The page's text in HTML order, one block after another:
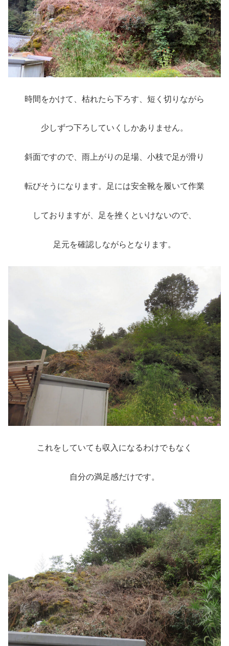
時間をかけて、枯れたら下ろす、短く切りながら
少しずつ下ろしていくしかありません。
斜面ですので、雨上がりの足場、小枝で足が滑り
転びそうになります。足には安全靴を履いて作業
しておりますが、足を挫くといけないので、
足元を確認しながらとなります。
これをしていても収入になるわけでもなく
自分の満足感だけです。